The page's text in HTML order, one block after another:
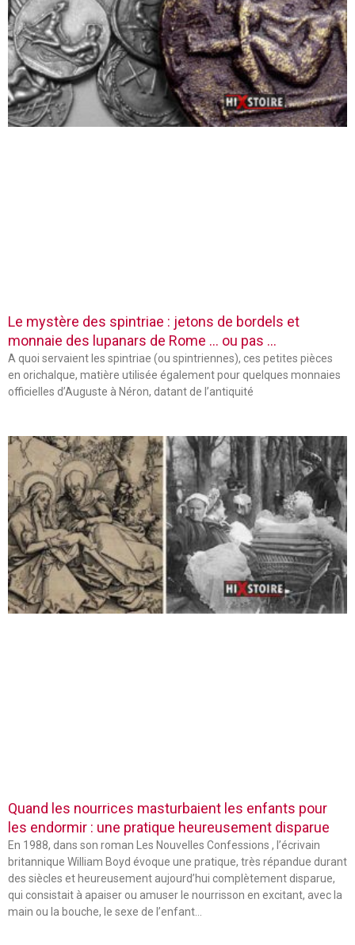
Le mystère des spintriae : jetons de bordels et
monnaie des lupanars de Rome … ou pas …
A quoi servaient les spintriae (ou spintriennes), ces petites pièces
en orichalque, matière utilisée également pour quelques monnaies
officielles d’Auguste à Néron, datant de l’antiquité
Quand les nourrices masturbaient les enfants pour
les endormir : une pratique heureusement disparue
En 1988, dans son roman Les Nouvelles Confessions , l’écrivain
britannique William Boyd évoque une pratique, très répandue durant
des siècles et heureusement aujourd’hui complètement disparue,
qui consistait à apaiser ou amuser le nourrisson en excitant, avec la
main ou la bouche, le sexe de l’enfant…